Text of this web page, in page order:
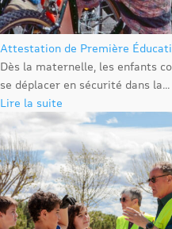
Attestation de Première
Dès la maternelle, les enfants
se déplacer en sécurité dans la...
Lire la suite